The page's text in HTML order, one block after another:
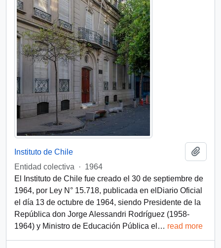
Instituto de Chile
Entidad colectiva
· 1964
El Instituto de Chile fue creado el 30 de septiembre de
1964, por Ley N° 15.718, publicada en elDiario Oficial
el día 13 de octubre de 1964, siendo Presidente de la
República don Jorge Alessandri Rodríguez (1958-
1964) y Ministro de Educación Pública el … read more